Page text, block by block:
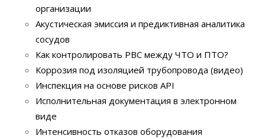
организации
Акустическая эмиссия и предиктивная аналитика
сосудов
Как контролировать РВС между ЧТО и ПТО?
Коррозия под изоляцией трубопровода (видео)
Инспекция на основе рисков API
Исполнительная документация в электронном
виде
Интенсивность отказов оборудования